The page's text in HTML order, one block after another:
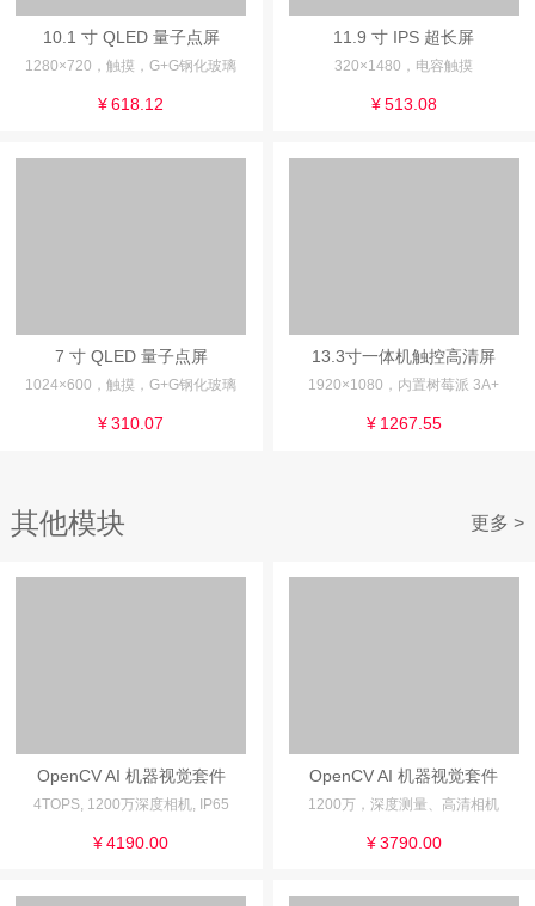
10.1 寸 QLED 量子点屏
1280×720，触摸，G+G钢化玻璃
¥ 618.12
11.9 寸 IPS 超长屏
320×1480，电容触摸
¥ 513.08
7 寸 QLED 量子点屏
1024×600，触摸，G+G钢化玻璃
¥ 310.07
13.3寸一体机触控高清屏
1920×1080，内置树莓派 3A+
¥ 1267.55
其他模块 更多 >
OpenCV AI 机器视觉套件
4TOPS, 1200万深度相机, IP65
¥ 4190.00
OpenCV AI 机器视觉套件
1200万，深度测量、高清相机
¥ 3790.00